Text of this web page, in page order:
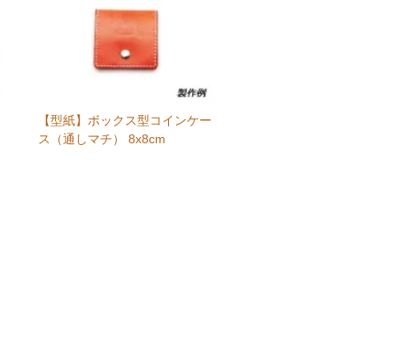
【型紙】ボックス型コインケー
ス（通しマチ） 8x8cm